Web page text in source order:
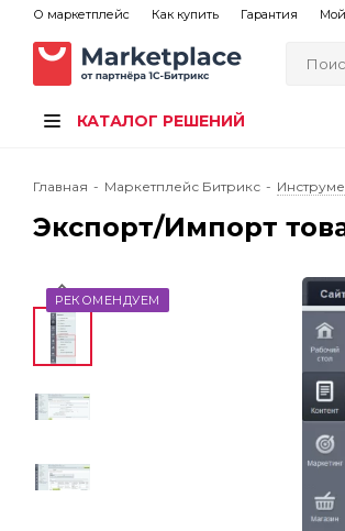
О маркетплейс Как купить Гарантия
КАТАЛОГ РЕШЕНИЙ
Главная - Маркетплейс Битрикс -
Экспорт/Импорт
РЕКОМЕНДУЕМ